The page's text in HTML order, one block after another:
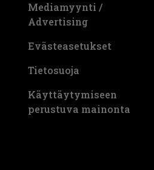
Mediamyynti /
Advertising
Evästeasetukset
Tietosuoja
Käyttäytymiseen
perustuva mainonta